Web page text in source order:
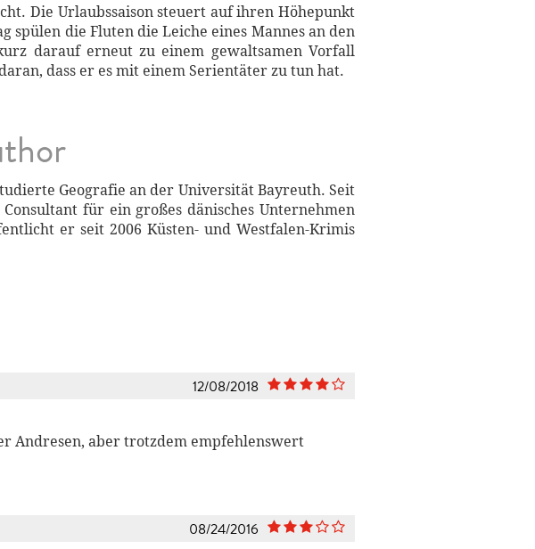
Die Urlaubssaison steuert auf ihren Höhepunkt
spülen die Fluten die Leiche eines Mannes an den
darauf erneut zu einem gewaltsamen Vorfall
dass er es mit einem Serientäter zu tun hat.
Geografie an der Universität Bayreuth. Seit
für ein großes dänisches Unternehmen
er seit 2006 Küsten- und Westfalen-Krimis
12/08/2018
Andresen, aber trotzdem empfehlenswert
08/24/2016